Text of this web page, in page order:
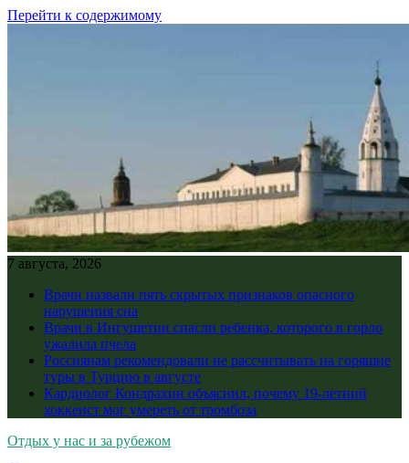
Перейти к содержимому
7 августа, 2026
Врачи назвали пять скрытых признаков опасного
нарушения сна
Врачи в Ингушетии спасли ребенка, которого в горло
ужалила пчела
Россиянам рекомендовали не рассчитывать на горящие
туры в Турцию в августе
Кардиолог Кондрахин объяснил, почему 19-летний
хоккеист мог умереть от тромбоза
Отдых у нас и за рубежом